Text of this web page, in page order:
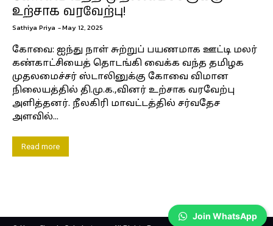
உற்சாக வரவேற்பு!
Sathiya Priya -May 12, 2025
கோவை: ஐந்து நாள் சுற்றுப் பயணமாக ஊட்டி மலர்
கண்காட்சியைத் தொடங்கி வைக்க வந்த தமிழக
முதலமைச்சர் ஸ்டாலினுக்கு கோவை விமான
நிலையத்தில் தி.மு.க.,வினர் உற்சாக வரவேற்பு
அளித்தனர். நீலகிரி மாவட்டத்தில் சர்வதேச
அளவில்...
Read more
Join WhatsApp